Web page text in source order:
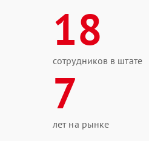
18
сотрудников в штате
7
лет на рынке